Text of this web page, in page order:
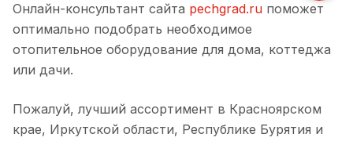
Онлайн-консультант сайта pechgrad.ru поможет
оптимально подобрать необходимое
отопительное оборудование для дома, коттеджа
или дачи.
Пожалуй, лучший ассортимент в Красноярском
крае, Иркутской области, Республике Бурятия и